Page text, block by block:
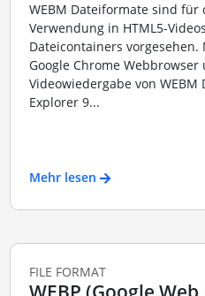
WEBM Dateiformate sind
Verwendung in HTML5-
Dateicontainers
Google Chrome
Videowiedergabe von
Explorer 9...
Mehr lesen
FILE FORMAT